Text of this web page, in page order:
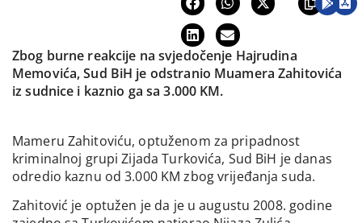
Zbog burne reakcije na svjedočenje Hajrudina
Memovića, Sud BiH je odstranio Muamera Zahitovića
iz sudnice i kaznio ga sa 3.000 KM.
Mameru Zahitoviću, optuženom za pripadnost
kriminalnoj grupi Zijada Turkovića, Sud BiH je danas
odredio kaznu od 3.000 KM zbog vrijeđanja suda.
Zahitović je optužen je da je u augustu 2008. godine